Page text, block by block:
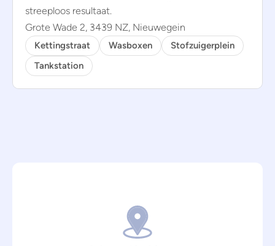
streeploos resultaat.
Grote Wade 2, 3439 NZ, Nieuwegein
Kettingstraat Wasboxen
Stofzuigerplein
Tankstation